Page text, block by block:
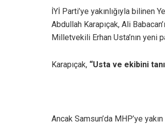
İYİ Parti’ye yakınlığıyla bilinen
Abdullah Karapıçak, Ali
Milletvekili Erhan Usta’nın yeni
Karapıçak, “Usta ve ekibini
Ancak Samsun’da MHP’ye